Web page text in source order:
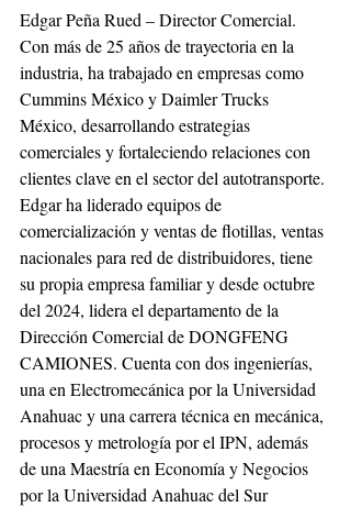
Edgar Peña Rued – Director Comercial.
Con más de 25 años de trayectoria en la
industria, ha trabajado en empresas como
Cummins México y Daimler Trucks
México, desarrollando estrategias
comerciales y fortaleciendo relaciones con
clientes clave en el sector del autotransporte.
Edgar ha liderado equipos de
comercialización y ventas de flotillas, ventas
nacionales para red de distribuidores, tiene
su propia empresa familiar y desde octubre
del 2024, lidera el departamento de la
Dirección Comercial de DONGFENG
CAMIONES. Cuenta con dos ingenierías,
una en Electromecánica por la Universidad
Anahuac y una carrera técnica en mecánica,
procesos y metrología por el IPN, además
de una Maestría en Economía y Negocios
por la Universidad Anahuac del Sur